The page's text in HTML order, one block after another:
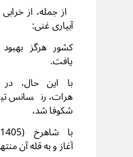
از جمله، از
آبیاری غنی:
کشور هرگز بهبود
یافت.
با این حال،
هرات، رنسانس
شکوفا شد،
آغاز و به قله آن